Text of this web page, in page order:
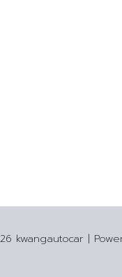
kwangautocar |